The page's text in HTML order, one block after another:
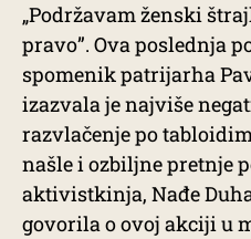
„Podržavam ženski
pravo”. Ova poslednja
spomenik patrijarha
izazvala je najviše
razvlačenje po
našle i ozbiljne pretnje
aktivistkinja, Nađe
govorila o ovoj akciji u